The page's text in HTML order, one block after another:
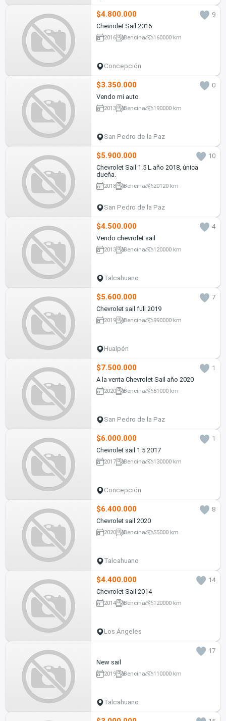
$4.800.000
9
Chevrolet Sail 2016
2016 Bencina 160000 km
Concepción
$3.350.000
0
Vendo mi auto
2013 Bencina 190000 km
San Pedro de la Paz
$5.900.000
10
Chevrolet Sail 1.5 L año 2018, única
dueña.
2018 Bencina 20120 km
San Pedro de la Paz
$4.500.000
4
Vendo chevrolet sail
2013 Bencina 120000 km
Talcahuano
$5.600.000
7
Chevrolet sail full 2019
2019 Bencina 990000 km
Hualpén
$7.500.000
1
A la venta Chevrolet Sail año 2020
2020 Bencina 61000 km
San Pedro de la Paz
$6.000.000
1
Chevrolet sail 1.5 2017
2017 Bencina 130000 km
Concepción
$6.400.000
8
Chevrolet sail 2020
2020 Bencina 55000 km
Talcahuano
$4.400.000
14
Chevrolet Sail 2014
2014 Bencina 120000 km
Los Ángeles
17
New sail
2019 Bencina 110000 km
Talcahuano